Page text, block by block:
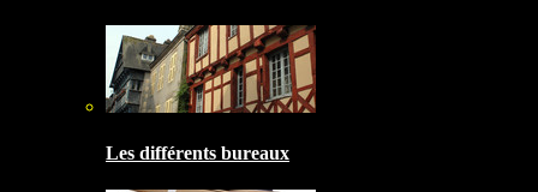
Les différents bureaux